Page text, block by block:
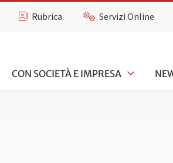
Rubrica Servizi Online
CON SOCIETÀ E IMPRESA